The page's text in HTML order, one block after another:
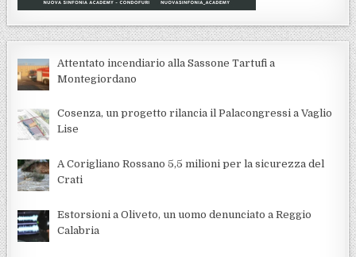
Attentato incendiario alla Sassone Tartufi a
Montegiordano
Cosenza, un progetto rilancia il Palacongressi a Vaglio
Lise
A Corigliano Rossano 5,5 milioni per la sicurezza del
Crati
Estorsioni a Oliveto, un uomo denunciato a Reggio
Calabria